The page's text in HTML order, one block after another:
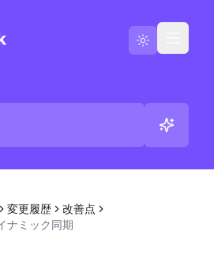
変更履歴
改善点
ナミック同期